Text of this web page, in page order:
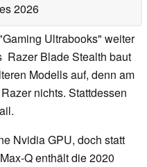
2026
Ultrabooks" weiter
Razer Blade Stealth baut
Modells auf, denn am
nichts. Stattdessen
Nvidia GPU, doch statt
Q enthält die 2020